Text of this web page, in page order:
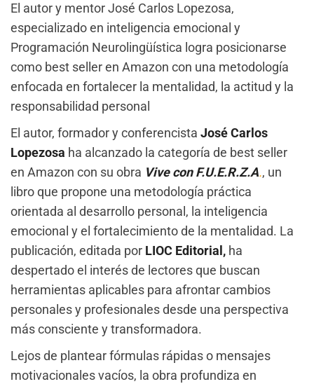
El autor y mentor José Carlos Lopezosa,
especializado en inteligencia emocional y
Programación Neurolingüística logra posicionarse
como best seller en Amazon con una metodología
enfocada en fortalecer la mentalidad, la actitud y la
responsabilidad personal
El autor, formador y conferencista José Carlos
Lopezosa ha alcanzado la categoría de best seller
en Amazon con su obra Vive con F.U.E.R.Z.A., un
libro que propone una metodología práctica
orientada al desarrollo personal, la inteligencia
emocional y el fortalecimiento de la mentalidad. La
publicación, editada por LIOC Editorial, ha
despertado el interés de lectores que buscan
herramientas aplicables para afrontar cambios
personales y profesionales desde una perspectiva
más consciente y transformadora.
Lejos de plantear fórmulas rápidas o mensajes
motivacionales vacíos, la obra profundiza en